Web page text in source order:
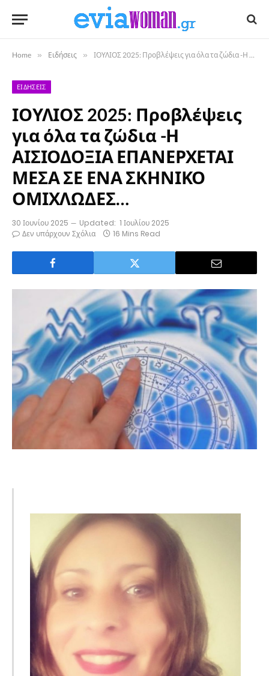
Home » Ειδήσεις » ΙΟΥΛΙΟΣ 2025: Προβλέψεις για όλα τα ζώδια -Η ΑΙΣΙΟΔΟΞΙΑ ΕΠΑΝΕΡΧΕΤΑΙ ΜΕΣΑ ΣΕ ΕΝΑ ΣΚΗΝΙΚΟ ΟΜΙΧΛΩΔΕΣ…
ΕΙΔΉΣΕΙΣ
ΙΟΥΛΙΟΣ 2025: Προβλέψεις
για όλα τα ζώδια -Η
ΑΙΣΙΟΔΟΞΙΑ ΕΠΑΝΕΡΧΕΤΑΙ
ΜΕΣΑ ΣΕ ΕΝΑ ΣΚΗΝΙΚΟ
ΟΜΙΧΛΩΔΕΣ…
30 Ιουνίου 2025 Updated: 1 Ιουλίου 2025
Δεν υπάρχουν Σχόλια
16 Mins Read